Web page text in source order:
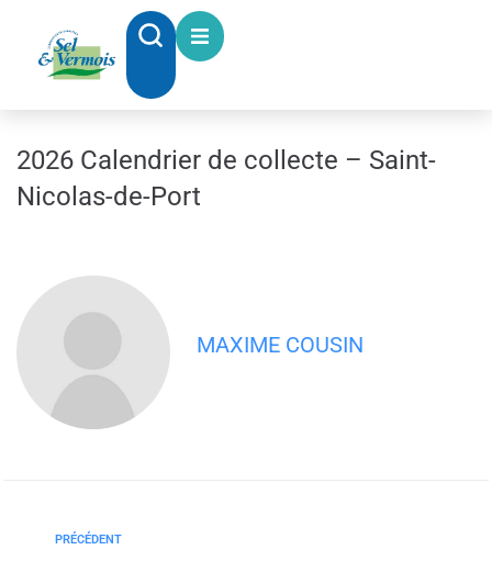
2026 Calendrier de collecte – Saint-
Nicolas-de-Port
MAXIME COUSIN
PRÉCÉDENT